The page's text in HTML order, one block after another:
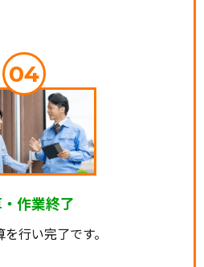
04
作業終了
行い完了です。